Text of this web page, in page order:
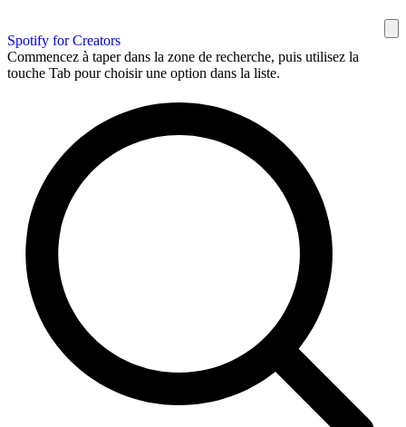
Spotify for Creators
Commencez à taper dans la zone de recherche, puis utilisez la
touche Tab pour choisir une option dans la liste.